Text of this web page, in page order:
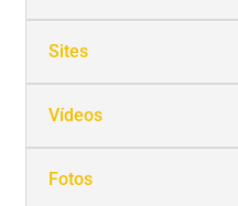
Sites
Vídeos
Fotos